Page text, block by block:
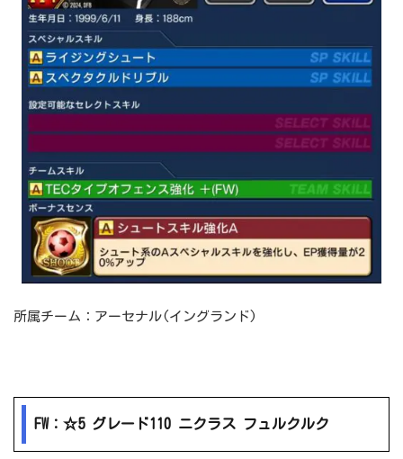
所属チーム：アーセナル(イングランド)
FW：☆5 グレード110 ニクラス フュルクルク